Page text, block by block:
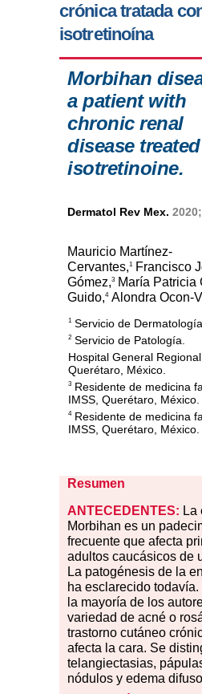
crónica tratada
isotretinoína
Morbihan
a patient with
chronic renal
disease
isotretinoine.
Dermatol Rev Mex.
Mauricio Martínez-
Cervantes,1
Francisco
Gómez,3
María Patricia
Guido,4Alondra Ocon-
1 Servicio de Dermatología.
2 Servicio de Patología.
Hospital General
Querétaro, México.
3 Residente de medicina
IMSS, Querétaro, México.
4Residente de medicina
IMSS, Querétaro, México.
Resumen
ANTECEDENTES: La
Morbihan es un
frecuente que afecta
adultos caucásicos de
La patogénesis de la
ha esclarecido
la mayoría de los
variedad de acné o
trastorno cutáneo
afecta la cara. Se
telangiectasias,
nódulos y edema